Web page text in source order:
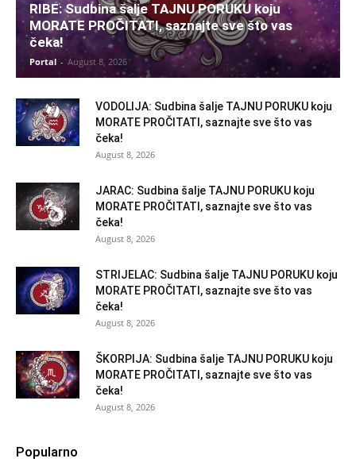
RIBE: Sudbina šalje TAJNU PORUKU koju
MORATE PROČITATI, saznajte sve što vas
čeka!
Portal - August 8, 2026
VODOLIJA: Sudbina šalje TAJNU PORUKU koju
MORATE PROČITATI, saznajte sve što vas
čeka!
August 8, 2026
JARAC: Sudbina šalje TAJNU PORUKU koju
MORATE PROČITATI, saznajte sve što vas
čeka!
August 8, 2026
STRIJELAC: Sudbina šalje TAJNU PORUKU koju
MORATE PROČITATI, saznajte sve što vas
čeka!
August 8, 2026
ŠKORPIJA: Sudbina šalje TAJNU PORUKU koju
MORATE PROČITATI, saznajte sve što vas
čeka!
August 8, 2026
Popularno